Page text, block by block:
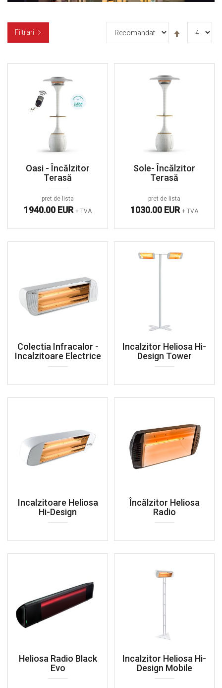
Filtrari
Setați
Oasi - Încălzitor
Terasă
pret de lista
1940.00 EUR + TVA
Sole- Încălzitor
Terasă
pret de lista
1030.00 EUR + TVA
Colectia Infracalor -
Incalzitoare Electrice
Incalzitor Heliosa Hi-
Design Tower
Incalzitoare Heliosa
Hi-Design
Încălzitor Heliosa
Radio
Heliosa Radio Black
Evo
Incalzitor Heliosa Hi-
Design Mobile